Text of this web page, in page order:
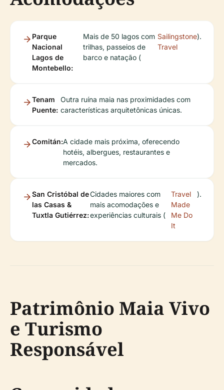
Parque
Nacional
Lagos de
Montebello:
Mais de 50 lagos com
trilhas, passeios de
barco e natação (
Sailingstone
Travel
).
Tenam
Puente:
Outra ruína maia nas proximidades com
características arquitetônicas únicas.
Comitán:A cidade mais próxima, oferecendo
hotéis, albergues, restaurantes e
mercados.
San Cristóbal de
las Casas &
Tuxtla Gutiérrez:
Cidades maiores com
mais acomodações e
experiências culturais (
Travel
Made
Me Do
It
).
Patrimônio Maia Vivo
e Turismo
Responsável